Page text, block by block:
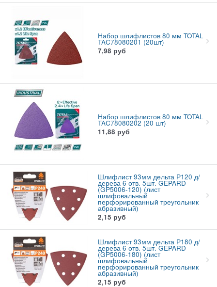
Набор шлифлистов 80 мм TOTAL
TAC78080201 (20шт)
7,98 руб
Набор шлифлистов 80 мм TOTAL
TAC78080202 (20 шт)
11,88 руб
Шлифлист 93мм дельта Р120 д/
дерева 6 отв. 5шт. GEPARD
(GP5006-120) (лист
шлифовальный
перфорированный треугольник
абразивный)
2,15 руб
Шлифлист 93мм дельта Р180 д/
дерева 6 отв. 5шт. GEPARD
(GP5006-180) (лист
шлифовальный
перфорированный треугольник
абразивный)
2,15 руб